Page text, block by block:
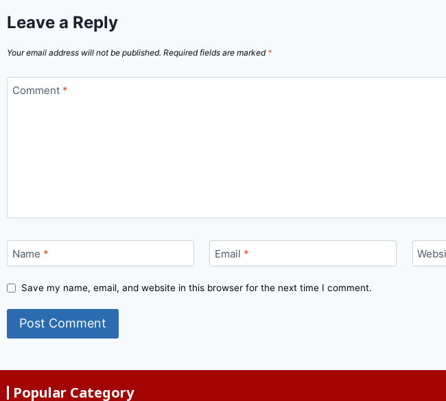
Leave a Reply
Your email address will not be published. Required fields are marked *
Comment *
Name * Email *
Save my name, email, and website in this browser for the next time I comment.
Popular Category